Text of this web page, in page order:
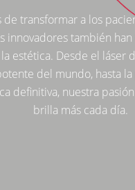
de transformar a los
innovadores también
estética. Desde el láser
del mundo, hasta
definitiva, nuestra
brilla más cada día.